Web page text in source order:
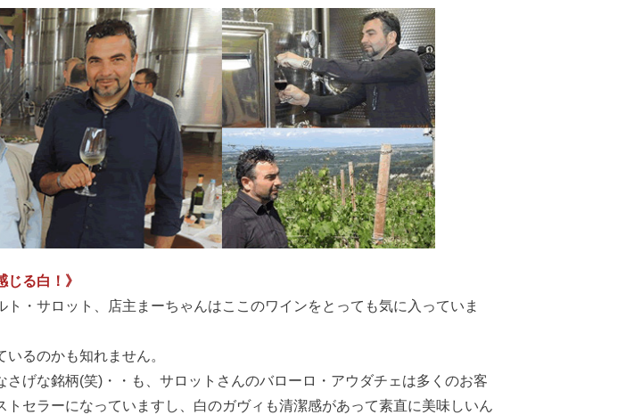
じる白！》
・サロット、店主まーちゃんはここのワインをとっても気に入っていま
るのかも知れません。
げな銘柄(笑)・・も、サロットさんのバローロ・アウダチェは多くのお客
セラーになっていますし、白のガヴィも清潔感があって素直に美味しいん